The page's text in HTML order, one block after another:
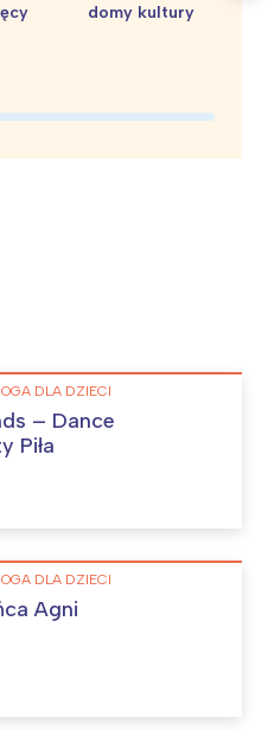
domy kultury
DLA DZIECI
– Dance
Piła
DLA DZIECI
Agni